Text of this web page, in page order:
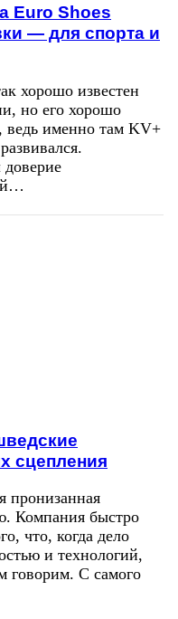
Euro Shoes
— для спорта и
хорошо известен
но его хорошо
ведь именно там KV+
сцепления
пронизанная
Компания быстро
что, когда дело
и технологий,
говорим. С самого